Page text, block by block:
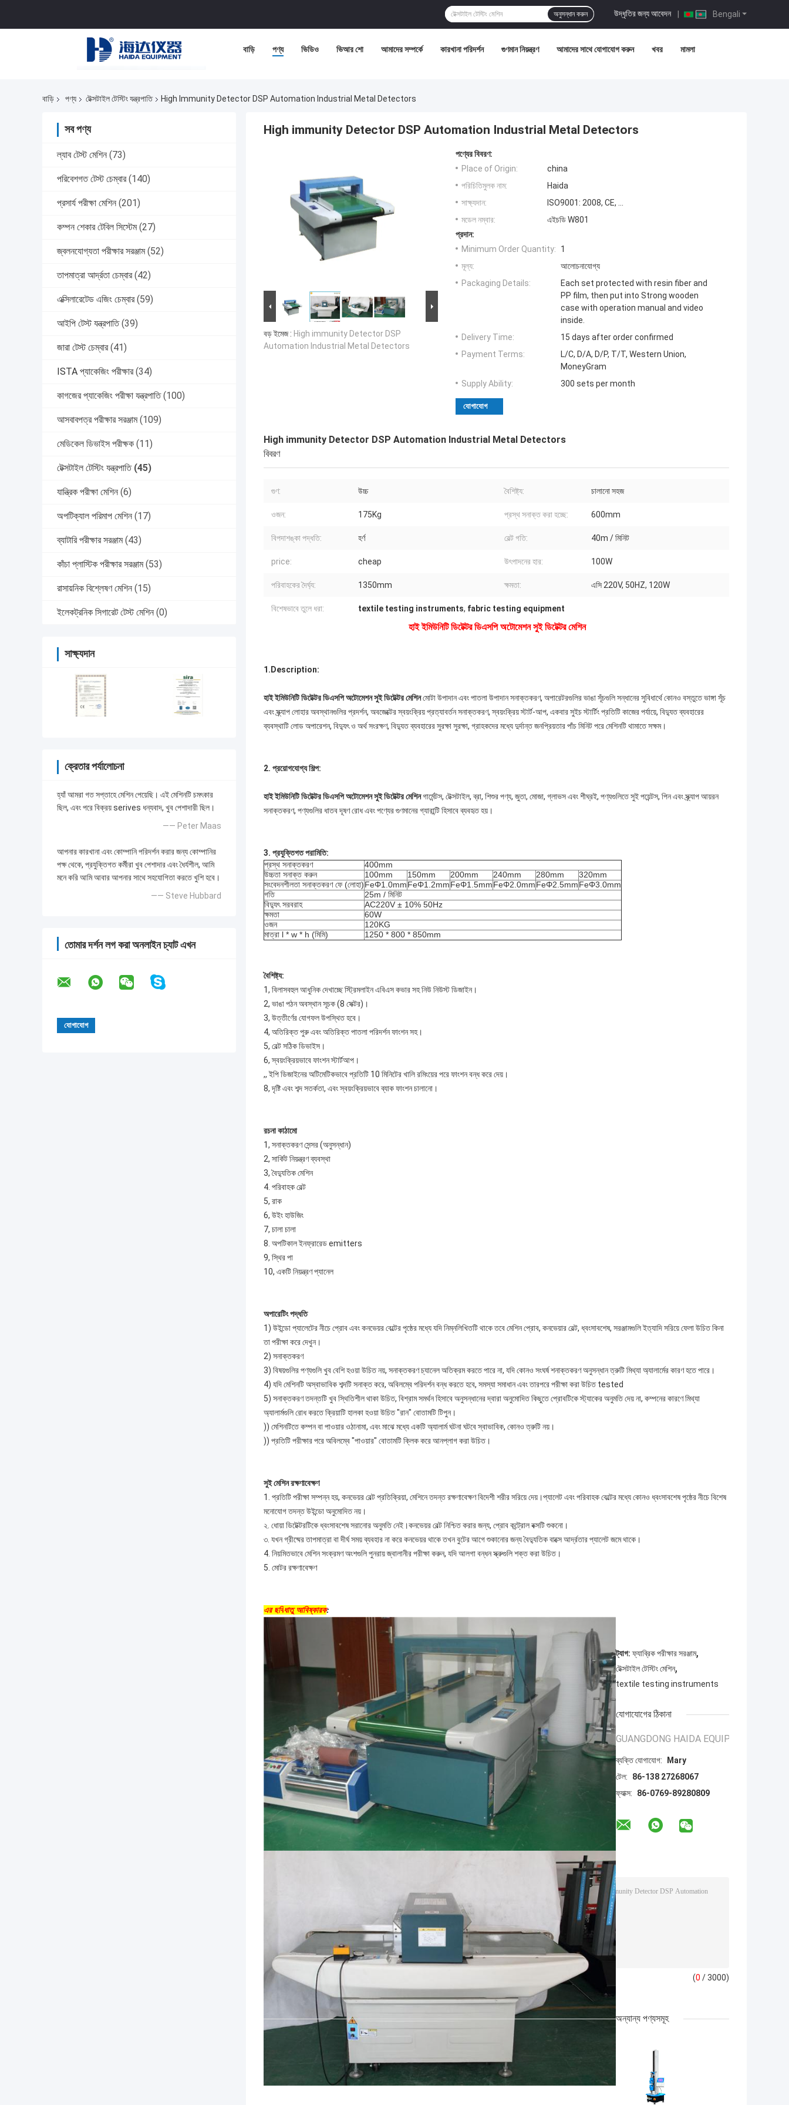
Bengali
উদ্ধৃতির জন্য আবেদন |
অনুসন্ধান করুন
বাড়ি পণ্য ভিডিও ভিআর শো আমাদের সম্পর্কে কারখানা পরিদর্শন গুণমান নিয়ন্ত্রণ আমাদের সাথে যোগাযোগ করুন খবর মামলা
বাড়ি পণ্য টেক্সটাইল টেস্টিং যন্ত্রপাতি High Immunity Detector DSP Automation Industrial Metal Detectors
সব পণ্য
ল্যাব টেস্ট মেশিন (73)
পরিবেশগত টেস্ট চেম্বার (140)
প্রসার্য পরীক্ষা মেশিন (201)
কম্পন শেকার টেবিল সিস্টেম (27)
জ্বলনযোগ্যতা পরীক্ষার সরঞ্জাম (52)
তাপমাত্রা আর্দ্রতা চেম্বার (42)
এক্সিলারেটেড এজিং চেম্বার (59)
আইপি টেস্ট যন্ত্রপাতি (39)
জারা টেস্ট চেম্বার (41)
ISTA প্যাকেজিং পরীক্ষার (34)
কাগজের প্যাকেজিং পরীক্ষা যন্ত্রপাতি (100)
আসবাবপত্র পরীক্ষার সরঞ্জাম (109)
মেডিকেল ডিভাইস পরীক্ষক (11)
টেক্সটাইল টেস্টিং যন্ত্রপাতি (45)
যান্ত্রিক পরীক্ষা মেশিন (6)
অপটিক্যাল পরিমাপ মেশিন (17)
ব্যাটারি পরীক্ষার সরঞ্জাম (43)
কাঁচা প্লাস্টিক পরীক্ষার সরঞ্জাম (53)
রাসায়নিক বিশ্লেষণ মেশিন (15)
ইলেকট্রনিক সিগারেট টেস্ট মেশিন (0)
সাক্ষ্যদান
ক্রেতার পর্যালোচনা
হ্যাঁ আমরা গত সপ্তাহে মেশিন পেয়েছি। এই মেশিনটি চমৎকার
ছিল, এবং পরে বিক্রয় serives ধন্যবাদ, খুব পেশাদারী ছিল।
—— Peter Maas
আপনার কারখানা এবং কোম্পানি পরিদর্শন করার জন্য কোম্পানির
পক্ষ থেকে, প্রযুক্তিগত কর্মীরা খুব পেশাদার এবং ধৈর্যশীল, আমি
মনে করি আমি আবার আপনার সাথে সহযোগিতা করতে খুশি হবে।
—— Steve Hubbard
তোমার দর্শন লগ করা অনলাইন চ্যাট এখন
High immunity Detector DSP Automation Industrial Metal Detectors
বড় ইমেজ : High immunity Detector DSP
Automation Industrial Metal Detectors
পণ্যের বিবরণ:
Place of Origin:
china
পরিচিতিমুলক নাম:
Haida
সাক্ষ্যদান:
ISO9001: 2008, CE, ...
মডেল নম্বার:
এইচডি W801
প্রদান:
Minimum Order Quantity:
1
মূল্য:
আলোচনাযোগ্য
Packaging Details:
Each set protected with resin fiber and
PP film, then put into Strong wooden
case with operation manual and video
inside.
Delivery Time:
15 days after order confirmed
Payment Terms:
L/C, D/A, D/P, T/T, Western Union,
MoneyGram
Supply Ability:
300 sets per month
যোগাযোগ
High immunity Detector DSP Automation Industrial Metal Detectors
বিবরণ
গুণ: উচ্চ বৈশিষ্ট্য: চালানো সহজ
ওজন: 175Kg প্রস্থ সনাক্ত করা হচ্ছে: 600mm
বিপদাশঙ্কা পদ্ধতি: হর্ণ বেল্ট গতি: 40m / মিনিট
price: cheap উৎপাদনের হার: 100W
পরিবাহকের দৈর্ঘ্য: 1350mm ক্ষমতা: এসি 220V, 50HZ, 120W
বিশেষভাবে তুলে ধরা: textile testing instruments, fabric testing equipment
হাই ইমিউনিটি ডিটেক্টর ডিএসপি অটোমেশন সুই ডিটেক্টর মেশিন
1.Description:
হাই ইমিউনিটি ডিটেক্টর ডিএসপি অটোমেশন সুই ডিটেক্টর মেশিনমোটা উপাদান এবং পাতলা উপাদান সনাক্তকরণ, অপারেটরগুলির ভাঙা সূঁচগুলি সন্ধানের সুবিধার্থে কোনও বস্তুতে ভাঙ্গা সূঁচ
এবং স্ক্র্যাপ লোহার অবস্থানগুলির প্রদর্শন, অবজেক্টের স্বয়ংক্রিয় প্রত্যাবর্তন সনাক্তকরণ, স্বয়ংক্রিয় স্টার্ট-আপ, একবার সুইচ স্টার্টিং প্রতিটি কাজের পর্যায়ে, বিদ্যুত ব্যবহারের
ব্যবস্থাটি লোড অপারেশন, বিদ্যুৎ ও অর্থ সংরক্ষণ, বিদ্যুত ব্যবহারের সুরক্ষা সুরক্ষা, গ্রাহকদের মধ্যে দুর্দান্ত জনপ্রিয়তার পাঁচ মিনিট পরে মেশিনটি থামাতে সক্ষম।
2. প্রয়োগযোগ্য শিল্প:
হাই ইমিউনিটি ডিটেক্টর ডিএসপি অটোমেশন সুই ডিটেক্টর মেশিনগার্মেন্টস, টেক্সটাইল, ব্রা, শিশুর পণ্য, জুতা, মোজা, গ্লাভস এবং শীঘ্রই, পণ্যগুলিতে সুই পয়েন্টস, পিন এবং স্ক্র্যাপ আয়রন
সনাক্তকরণ, পণ্যগুলির ধাতব দূষণ রোধ এবং পণ্যের গুণমানের গ্যারান্টি হিসাবে ব্যবহৃত হয়।
3. প্রযুক্তিগত পরামিতি:
প্রস্থ সনাক্তকরণ
400mm
উচ্চতা সনাক্ত করুন
100mm 150mm 200mm 240mm 280mm
320mm
সংবেদনশীলতা সনাক্তকরণ ফে (লোহা)FeΦ1.0mmFeΦ1.2mmFeΦ1.5mmFeΦ2.0mmFeΦ2.5mmFeΦ3.0mm
গতি
25m / মিনিট
বিদ্যুৎ সরবরাহ
AC220V ± 10% 50Hz
ক্ষমতা
60W
ওজন
120KG
মাত্রা l * w * h (মিমি)
1250 * 800 * 850mm
বৈশিষ্ট্য:
1, বিলাসবহুল আধুনিক দেখাচ্ছে স্ট্রিমলাইন এবিএস কভার সহ নিউ নিউস্ট ডিজাইন।
2, ভাঙা পঠন অবস্থান সূচক (8 সেক্টর)।
3, উত্তীর্ণের যোগফল উপস্থিত হবে।
4, অতিরিক্ত পুরু এবং অতিরিক্ত পাতলা পরিদর্শন ফাংশন সহ।
5, বেল্ট সঠিক ডিভাইস।
6, স্বয়ংক্রিয়ভাবে ফাংশন স্টার্টআপ।
,, ইপি ডিজাইনের অটিমেটিকভাবে প্রতিটি 10 ​​মিনিটের খালি রমিংয়ের পরে ফাংশন বন্ধ করে দেয়।
8, দৃষ্টি এবং শব্দ সতর্কতা, এবং স্বয়ংক্রিয়ভাবে ব্যাক ফাংশন চালানো।
রচনা কাঠামো
1, সনাক্তকরণ সেন্সর (অনুসন্ধান)
2, সার্কিট নিয়ন্ত্রণ ব্যবস্থা
3, বৈদ্যুতিক মেশিন
4. পরিবাহক বেল্ট
5, রাক
6, উইং হাউজিং
7, চালা চালা
8. অপটিকাল ইনফ্রারেড emitters
9, স্থির পা
10, একটি নিয়ন্ত্রণ প্যানেল
অপারেটিং পদ্ধতি
1) উইন্ডো প্যালেটের নীচে প্রোব এবং কনভেয়র বেল্টের পৃষ্ঠের মধ্যে যদি নিম্নলিখিতটি থাকে তবে মেশিন প্রোব, কনভেয়ার বেল্ট, ধ্বংসাবশেষ, সরঞ্জামগুলি ইত্যাদি সরিয়ে ফেলা উচিত কিনা
তা পরীক্ষা করে দেখুন।
2) সনাক্তকরণ
3) বিষয়গুলির পণ্যগুলি খুব বেশি হওয়া উচিত নয়, সনাক্তকরণ চ্যানেল অতিক্রম করতে পারে না, যদি কোনও সংঘর্ষ শনাক্তকরণ অনুসন্ধান ত্রুটি মিথ্যা অ্যালার্মের কারণ হতে পারে।
4) যদি মেশিনটি অস্বাভাবিক শব্দটি সনাক্ত করে, অবিলম্বে পরিদর্শন বন্ধ করতে হবে, সমস্যা সমাধান এবং তারপরে পরীক্ষা করা উচিত tested
5) সনাক্তকরণ তদন্তটি খুব স্থিতিশীল থাকা উচিত, বিশ্রাম সমর্থন হিসাবে অনুসন্ধানের দ্বারা অনুমোদিত কিছুতে প্রোবটিকে স্ট্যাকের অনুমতি দেয় না, কম্পনের কারণে মিথ্যা
অ্যালার্মগুলি রোধ করতে ক্রিয়াটি হালকা হওয়া উচিত "রান" বোতামটি টিপুন।
)) মেশিনটিতে কম্পন বা পাওয়ার ওঠানামা, এবং মাঝে মধ্যে একটি অ্যালার্ম ঘটনা ঘটবে স্বাভাবিক, কোনও ত্রুটি নয়।
)) প্রতিটি পরীক্ষার পরে অবিলম্বে "পাওয়ার" বোতামটি ক্লিক করে আনপ্লাগ করা উচিত।
সুই মেশিন রক্ষণাবেক্ষণ
1. প্রতিটি পরীক্ষা সম্পন্ন হয়, কনভেয়র বেল্ট প্রতিক্রিয়া, মেশিনে তদন্ত রক্ষণাবেক্ষণ বিদেশী শরীর সরিয়ে দেয়।প্যালেট এবং পরিবাহক বেল্টের মধ্যে কোনও ধ্বংসাবশেষ পৃষ্ঠের নীচে বিশেষ
মনোযোগ তদন্ত উইন্ডো অনুমোদিত নয়।
২. ধোয়া ডিটেক্টরটিকে ধ্বংসাবশেষ সরানোর অনুমতি নেই।কনভেয়র বেল্ট নিশ্চিত করার জন্য, প্রোব কন্ট্রোল বক্সটি শুকনো।
৩. যখন গ্রীষ্মের তাপমাত্রা বা দীর্ঘ সময় ব্যবহার না করে কনভেয়র থাকে তখন বুটের আগে শুকানোর জন্য বৈদ্যুতিক বাক্সে আর্দ্রতার প্যালেট জমে থাকে।
4. নিয়মিতভাবে মেশিন সংক্রমণ অংশগুলি পুনরায় জ্বালানীর পরীক্ষা করুন, যদি আলগা বন্ধন স্ক্রুগুলি শক্ত করা উচিত।
5. মোটর রক্ষণাবেক্ষণ
এর ছবিধাতু আবিষ্কারক:
ট্যাগ: ফ্যাব্রিক পরীক্ষার সরঞ্জাম,
টেক্সটাইল টেস্টিং মেশিন,
textile testing instruments
যোগাযোগের ঠিকানা
GUANGDONG HAIDA EQUIPMENT CO.,
ব্যক্তি যোগাযোগ:
Mary
টেল:
86-138 27268067
ফ্যাক্স:
86-0769-89280809
আমাদের সরাসরি আপনার তদন্ত পাঠান
(0 / 3000)
অন্যান্য পণ্যসমূহ